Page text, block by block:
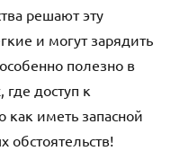
решают эту
и могут зарядить
полезно в
доступ к
как иметь запасной
обстоятельств!